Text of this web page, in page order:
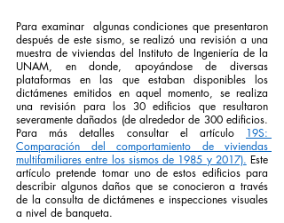
Para examinar  algunas condiciones que presentaron
después de este sismo, se realizó una revisión a una
muestra de viviendas del Instituto de Ingeniería de la
UNAM, en donde, apoyándose de diversas
plataformas en las que estaban disponibles los
dictámenes emitidos en aquel momento, se realiza
una revisión para los 30 edificios que resultaron
severamente dañados (de alrededor de 300 edificios.
Para más detalles consultar el artículo
19S:
Comparación del comportamiento de viviendas
multifamiliares entre los sismos de 1985 y 2017). Este
artículo pretende tomar uno de estos edificios para
describir algunos daños que se conocieron a través
de la consulta de dictámenes e inspecciones visuales